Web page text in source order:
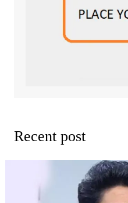
Recent post